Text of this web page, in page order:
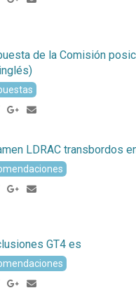
de la Comisión
LDRAC transbordos
GT4 es